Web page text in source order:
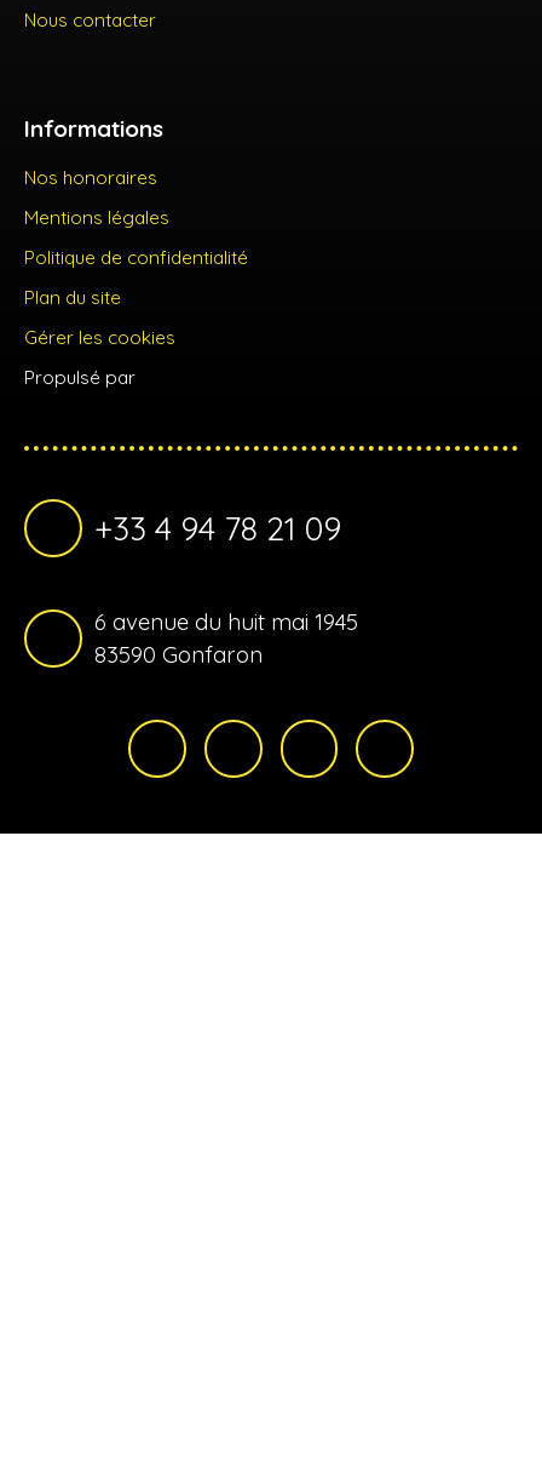
Nous contacter
Informations
Nos honoraires
Mentions légales
Politique de confidentialité
Plan du site
Gérer les cookies
Propulsé par
+33 4 94 78 21 09
6 avenue du huit mai 1945
83590 Gonfaron